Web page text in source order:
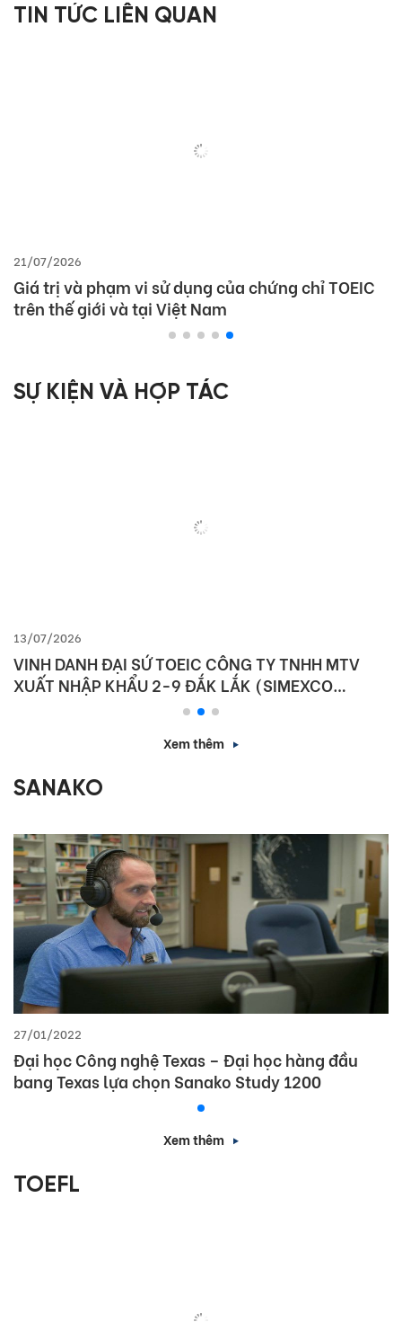
TIN TỨC LIÊN QUAN
21/07/2026
Giá trị và phạm vi sử dụng của chứng chỉ TOEIC
trên thế giới và tại Việt Nam
SỰ KIỆN VÀ HỢP TÁC
13/07/2026
VINH DANH ĐẠI SỨ TOEIC CÔNG TY TNHH MTV
XUẤT NHẬP KHẨU 2-9 ĐẮK LẮK (SIMEXCO
Xem thêm
SANAKO
27/01/2022
Đại học Công nghệ Texas – Đại học hàng đầu
bang Texas lựa chọn Sanako Study 1200
Xem thêm
TOEFL